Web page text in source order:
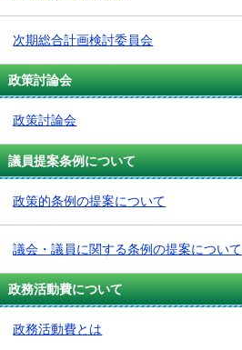
次期総合計画検討委員会
政策討論会
政策討論会
議員提案条例について
政策的条例の提案について
議会・議員に関する条例の提案について
政務活動費について
政務活動費とは